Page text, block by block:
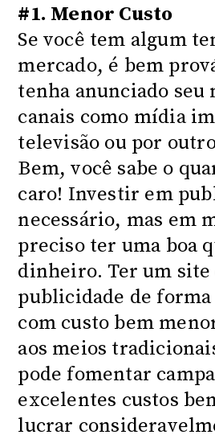
#1. Menor Custo
Se você tem algum
mercado, é bem
tenha anunciado seu
canais como mídia
televisão ou por
Bem, você sabe o
caro! Investir em
necessário, mas em
preciso ter uma boa
dinheiro. Ter um site
publicidade de
com custo bem
aos meios
pode fomentar
excelentes custos
lucrar